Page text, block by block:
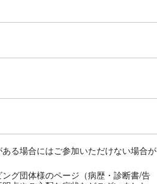
る場合にはご参加いただけない場合が
グ団体様のページ（病歴・診断書/告